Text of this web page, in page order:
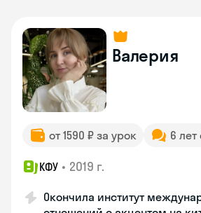
Валерия
от 1590 ₽ за урок 6 лет
КФУ • 2019 г.
Окончила институт